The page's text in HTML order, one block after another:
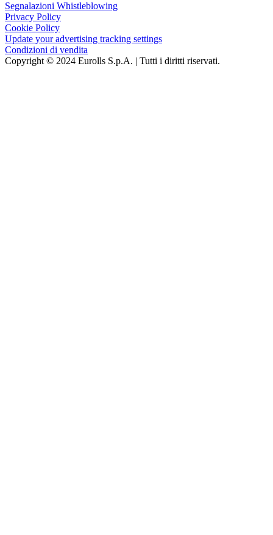
Segnalazioni Whistleblowing
Privacy Policy
Cookie Policy
Update your advertising tracking settings
Condizioni di vendita
Copyright © 2024 Eurolls S.p.A. | Tutti i diritti riservati.